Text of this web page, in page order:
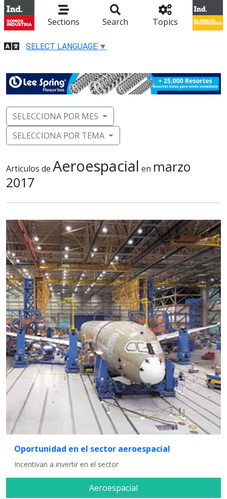
Sections Search Topics
SELECT LANGUAGE ▼
SELECCIONA POR MES
SELECCIONA POR TEMA
Articulos de Aeroespacial en marzo
2017
Oportunidad en el sector aeroespacial
Incentivan a invertir en el sector
Aeroespacial